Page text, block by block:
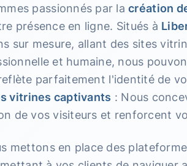
passionnés par lacréation
présence en ligne. Situés à
sur mesure, allant des sites
et humaine, nous
parfaitement l'identité de
vitrines captivants : Nous
de vos visiteurs et renforcent
mettons en place des